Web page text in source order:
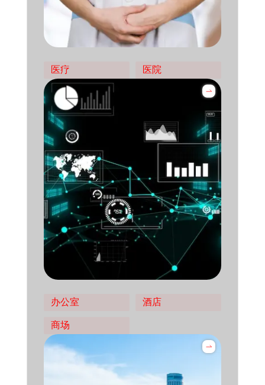
医疗 医院
办公室 酒店
商场